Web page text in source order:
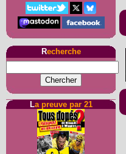
Recherche
La preuve par 21